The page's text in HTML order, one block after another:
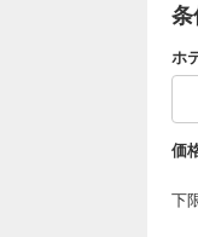
条
ホ
価
下